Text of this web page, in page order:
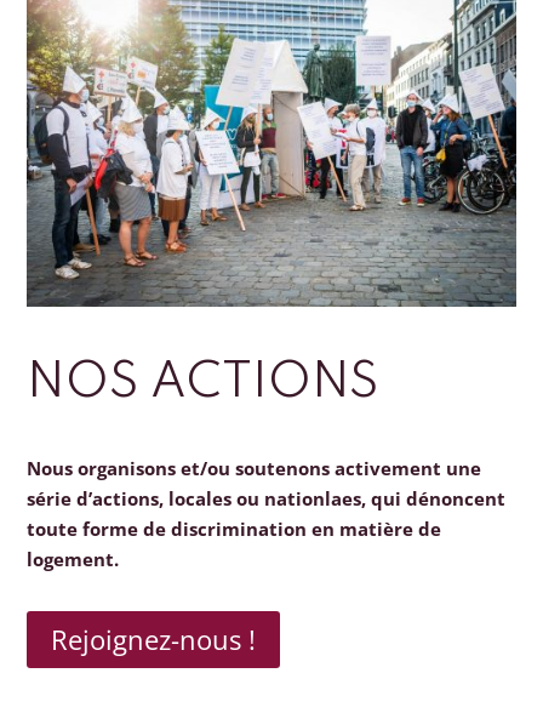
NOS ACTIONS
Nous organisons et/ou soutenons activement une
série d’actions, locales ou nationlaes, qui dénoncent
toute forme de discrimination en matière de
logement.
Rejoignez-nous !